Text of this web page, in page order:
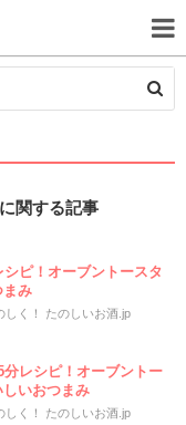
に関する記事
ピ！オーブントースタ
まみ
しく！ たのしいお酒.jp
レシピ！オーブントー
いおつまみ
しく！ たのしいお酒.jp